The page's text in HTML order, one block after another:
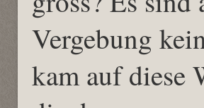
Vergebung
kam auf diese